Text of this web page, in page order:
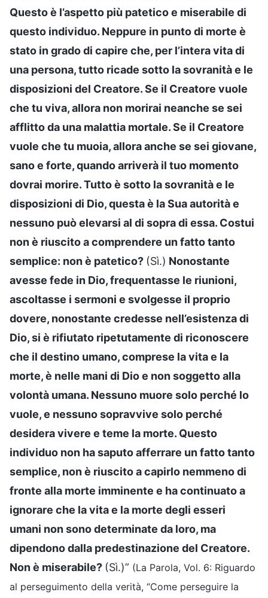
Questo è l’aspetto più patetico e miserabile di
questo individuo. Neppure in punto di morte è
stato in grado di capire che, per l’intera vita di
una persona, tutto ricade sotto la sovranità e le
disposizioni del Creatore. Se il Creatore vuole
che tu viva, allora non morirai neanche se sei
afflitto da una malattia mortale. Se il Creatore
vuole che tu muoia, allora anche se sei giovane,
sano e forte, quando arriverà il tuo momento
dovrai morire. Tutto è sotto la sovranità e le
disposizioni di Dio, questa è la Sua autorità e
nessuno può elevarsi al di sopra di essa. Costui
non è riuscito a comprendere un fatto tanto
semplice: non è patetico? (Sì.) Nonostante
avesse fede in Dio, frequentasse le riunioni,
ascoltasse i sermoni e svolgesse il proprio
dovere, nonostante credesse nell’esistenza di
Dio, si è rifiutato ripetutamente di riconoscere
che il destino umano, comprese la vita e la
morte, è nelle mani di Dio e non soggetto alla
volontà umana. Nessuno muore solo perché lo
vuole, e nessuno sopravvive solo perché
desidera vivere e teme la morte. Questo
individuo non ha saputo afferrare un fatto tanto
semplice, non è riuscito a capirlo nemmeno di
fronte alla morte imminente e ha continuato a
ignorare che la vita e la morte degli esseri
umani non sono determinate da loro, ma
dipendono dalla predestinazione del Creatore.
Non è miserabile? (Sì.)” (La Parola, Vol. 6: Riguardo
al perseguimento della verità, “Come perseguire la